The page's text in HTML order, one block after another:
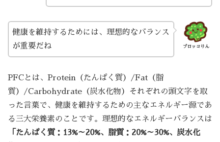
ブロッコりん
健康を維持するためには、理想的なバランス
が重要だね
PFCとは、Protein（たんぱく質）/Fat（脂
質）/Carbohydrate（炭水化物）それぞれの頭文字を取
った言葉で、健康を維持するための主なエネルギー源であ
る三大栄養素のことです。理想的なエネルギーバランスは
「たんぱく質：13%～20%、脂質：20%～30%、炭水化